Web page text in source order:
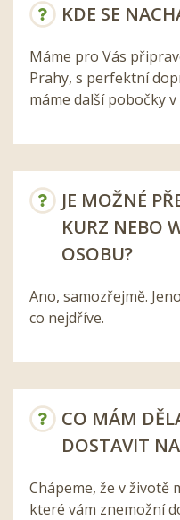
KDE SE
Máme pro Vás
Prahy, s perfektní
máme další pobočky
JE MOŽNÉ
KURZ NEBO
OSOBU?
Ano, samozřejmě.
co nejdříve.
CO MÁM
DOSTAVIT
Chápeme, že v životě
které vám znemožní